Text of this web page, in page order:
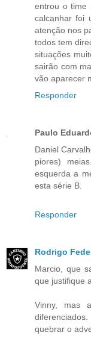
entrou o time
calcanhar foi
atenção nos
todos tem
situações
sairão com
vão aparecer
Responder
Paulo
Daniel
piores)
esquerda a
esta série B.
Responder
Rodrigo
Marcio, que
que justifique
Vinny, mas
quebrar o